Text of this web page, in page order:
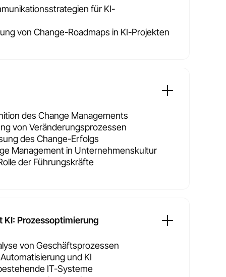
für KI-
von Change-Roadmaps in KI-Projekten
des Change Managements
von Veränderungsprozessen
des Change-Erfolgs
Management in Unternehmenskultur
der Führungskräfte
KI: Prozessoptimierung
von Geschäftsprozessen
und KI
IT-Systeme